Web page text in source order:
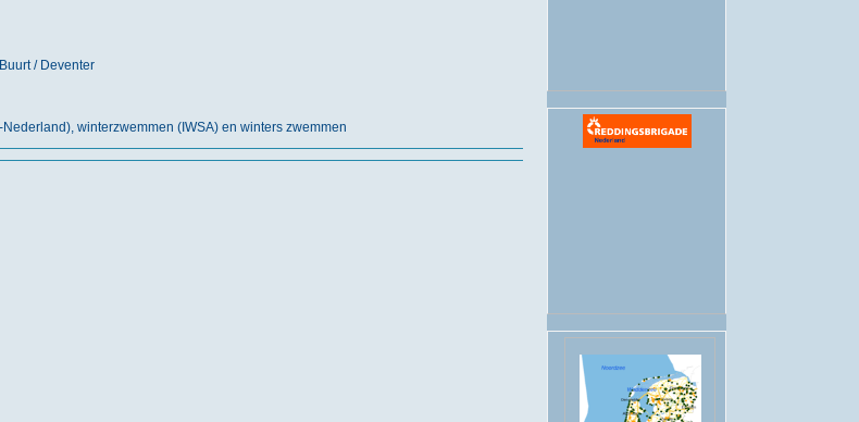
/ Deventer
Nederland), winterzwemmen (IWSA) en winters zwemmen